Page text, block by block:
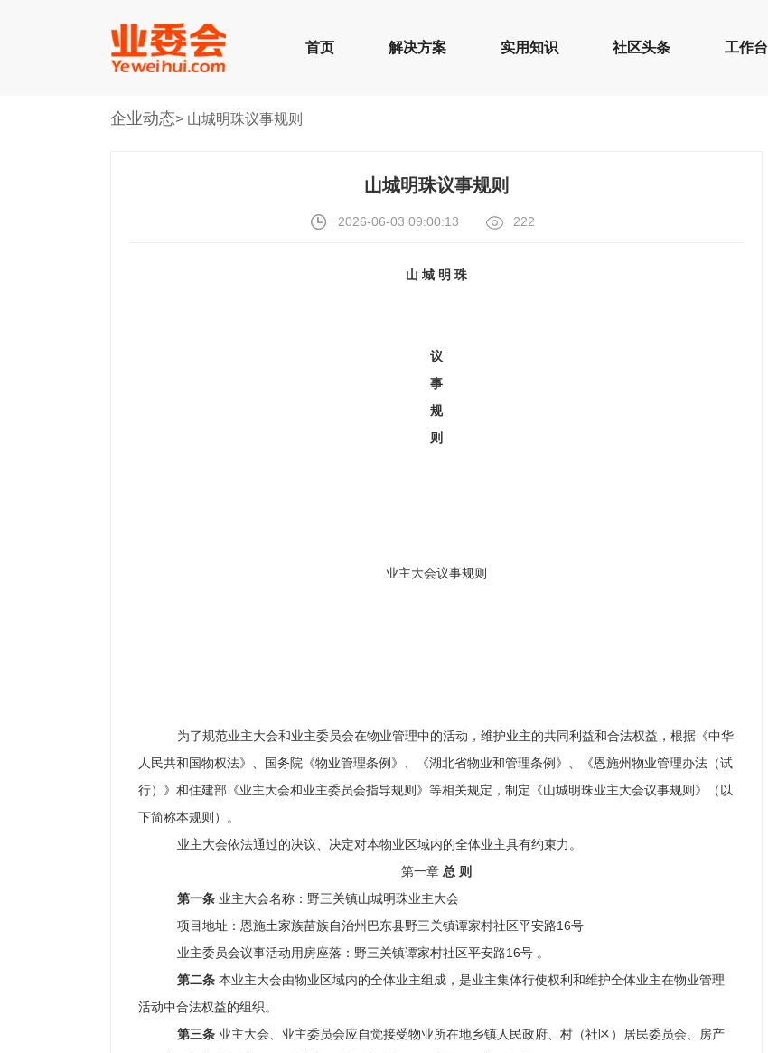
首页 解决方案 实用知识 社区头条 工作台
企业动态> 山城明珠议事规则
山城明珠议事规则
2026-06-03 09:00:13 222
山 城 明 珠
议
事
规
则
业主大会议事规则
为了规范业主大会和业主委员会在物业管理中的活动，维护业主的共同利益和合法权益，根据《中华
人民共和国物权法》、国务院《物业管理条例》、《湖北省物业和管理条例》、《恩施州物业管理办法（试
行）》和住建部《业主大会和业主委员会指导规则》等相关规定，制定《山城明珠业主大会议事规则》（以
下简称本规则）。
业主大会依法通过的决议、决定对本物业区域内的全体业主具有约束力。
第一章 总 则
第一条 业主大会名称：野三关镇山城明珠业主大会
项目地址：恩施土家族苗族自治州 巴东县野三关镇谭家村社区平安路16号
业主委员会议事活动用房座落：野三关镇谭家村社区平安路16号。
第二条 本业主大会由物业区域内的全体业主组成，是业主集体行使权利和维护全体业主在物业管理
活动中合法权益的组织。
第三条业主大会、业主委员会应自觉接受物业所在地乡镇人民政府、村（社区）居民委员会、房产